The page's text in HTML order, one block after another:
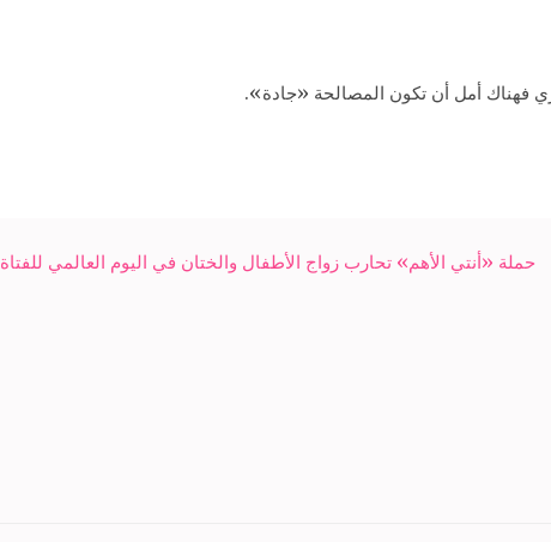
فهناك أمل أن تكون المصالحة «جادة».
حملة «أنتي الأهم» تحارب زواج الأطفال والختان في اليوم العالمي للفتاة